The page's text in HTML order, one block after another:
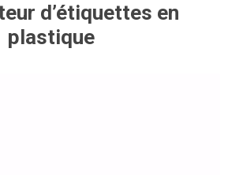
d’étiquettes en
plastique